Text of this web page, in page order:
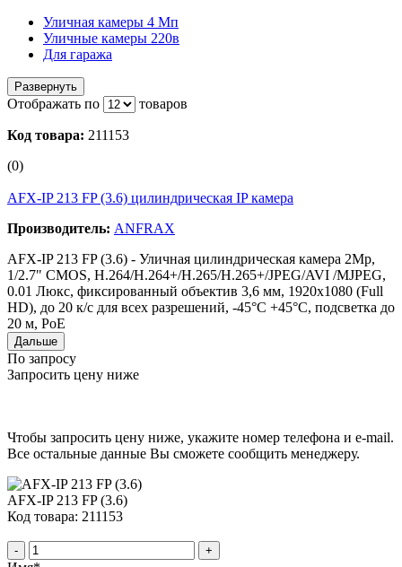
Уличная камеры 4 Мп
Уличные камеры 220в
Для гаража
Развернуть
Отображать по товаров
Код товара: 211153
(0)
AFX-IP 213 FP (3.6) цилиндрическая IP камера
Производитель: ANFRAX
AFX-IP 213 FP (3.6) - Уличная цилиндрическая камера 2Мр,
1/2.7" CMOS, H.264/H.264+/H.265/H.265+/JPEG/AVI /MJPEG,
0.01 Люкс, фиксированный объектив 3,6 мм, 1920x1080 (Full
HD), до 20 к/с для всех разрешений, -45°C +45°C, подсветка до
20 м, PoE
Дальше
По запросу
Запросить цену ниже
Чтобы запросить цену ниже, укажите номер телефона и e-mail.
Все остальные данные Вы сможете сообщить менеджеру.
AFX-IP 213 FP (3.6)
Код товара: 211153
- +